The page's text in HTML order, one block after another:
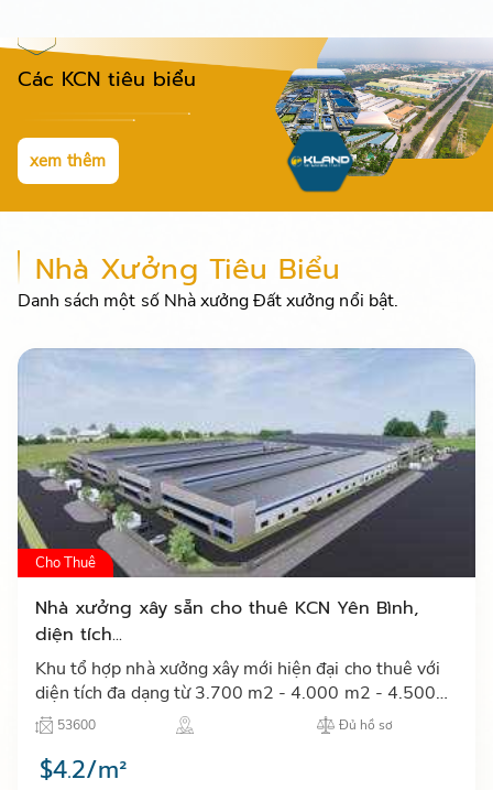
Các KCN tiêu biểu
xem thêm
Nhà Xưởng Tiêu Biểu
Danh sách một số Nhà xưởng Đất xưởng nổi bật.
Cho Thuê
Nhà xưởng xây sẵn cho thuê KCN Yên Bình,
diện tích...
Khu tổ hợp nhà xưởng xây mới hiện đại cho thuê với
diện tích đa dạng từ 3.700 m2 - 4.000 m2 - 4.500
m2 - 6.500 m2 tại khu công nghiệp Yên Bình tỉnh
Thái Nguyên…
53600 Đủ hồ sơ
$4.2/m²